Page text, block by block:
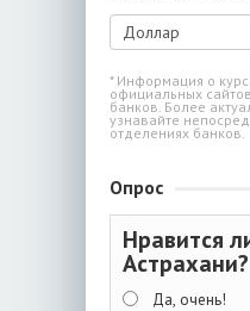
* Информация о
официальных
банков. Более
узнавайте
отделениях банков.
Опрос
Нравится
Астрахани?
Да, очень!